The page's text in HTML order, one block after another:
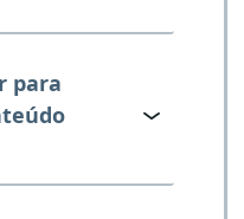
para